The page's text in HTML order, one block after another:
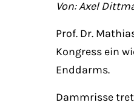
Von: Axel
Prof. Dr.
Kongress ein
Enddarms.
Dammrisse